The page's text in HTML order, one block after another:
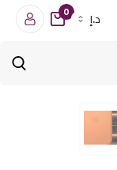
د.إ
0